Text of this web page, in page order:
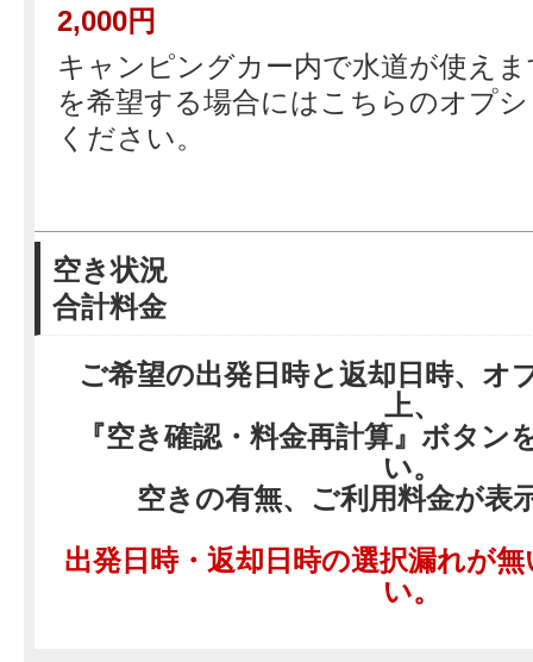
2,000円
キャンピングカー内で水道が使え
を希望する場合にはこちらのオプ
ください。
空き状況
合計料金
ご希望の出発日時と返却日時、オ
上、
『空き確認・料金再計算』ボタン
い。
空きの有無、ご利用料金が表
出発日時・返却日時の選択漏れが
い。